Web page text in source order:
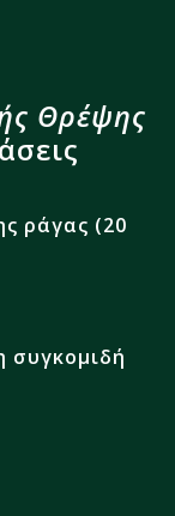
Θρέψης
ράγας (20
συγκομιδή